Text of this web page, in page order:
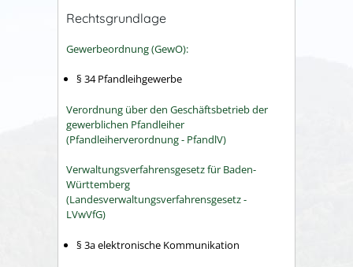
Rechtsgrundlage
Gewerbeordnung (GewO):
§ 34 Pfandleihgewerbe
Verordnung über den Geschäftsbetrieb der
gewerblichen Pfandleiher
(Pfandleiherverordnung - PfandlV)
Verwaltungsverfahrensgesetz für Baden-
Württemberg
(Landesverwaltungsverfahrensgesetz -
LVwVfG)
§ 3a elektronische Kommunikation